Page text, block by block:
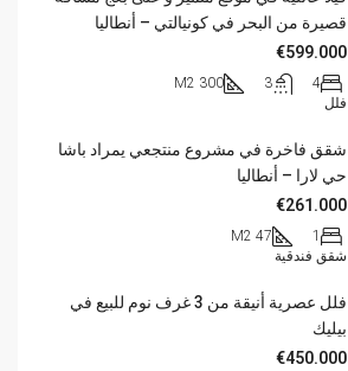
قصيرة من البحر في كونيالتي – أنطاليا
€599.000
4
3
300 M2
فلل
شقق فاخرة في مشروع منتجعي يمراد باشا
حي لارا – أنطاليا
€261.000
1
47 M2
شقق فندقية
فلل عصرية أنيقة من 3 غرف نوم للبيع في
بيليك
€450.000